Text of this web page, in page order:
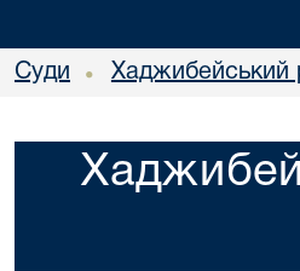
Суди • Хаджибейський